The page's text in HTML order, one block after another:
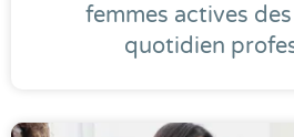
femmes actives
quotidien